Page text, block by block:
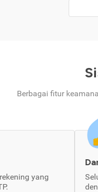
Berbagai fitur
yang